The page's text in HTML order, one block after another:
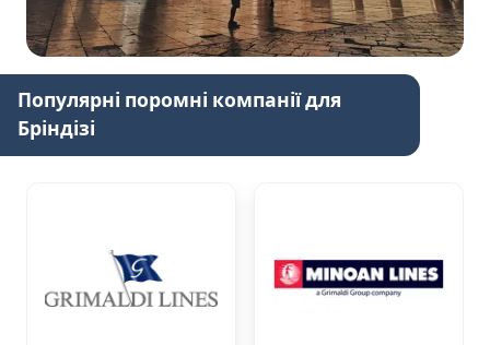
Популярні поромні компанії для
Бріндізі